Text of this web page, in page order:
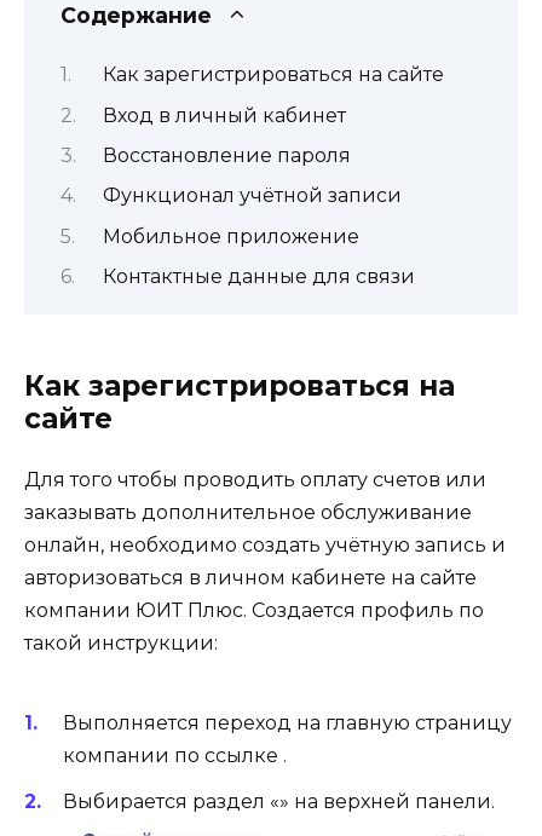
Содержание
Как зарегистрироваться на сайте
Вход в личный кабинет
Восстановление пароля
Функционал учётной записи
Мобильное приложение
Контактные данные для связи
Как зарегистрироваться на
сайте
Для того чтобы проводить оплату счетов или
заказывать дополнительное обслуживание
онлайн, необходимо создать учётную запись и
авторизоваться в личном кабинете на сайте
компании ЮИТ Плюс. Создается профиль по
такой инструкции:
Выполняется переход на главную страницу
компании по ссылке .
Выбирается раздел «» на верхней панели.